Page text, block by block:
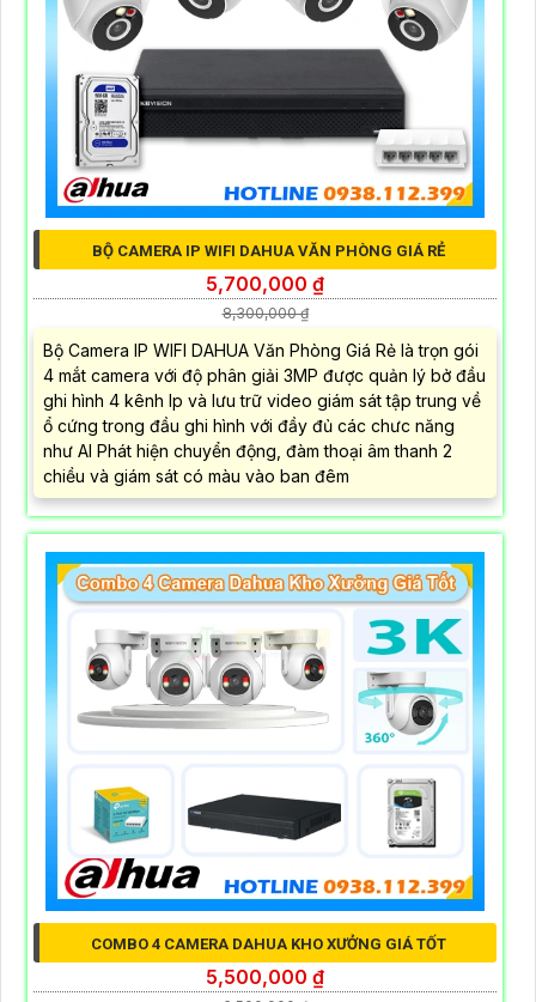
BỘ CAMERA IP WIFI DAHUA VĂN PHÒNG GIÁ RẺ
5,700,000 ₫
8,300,000 ₫
Bộ Camera IP WIFI DAHUA Văn Phòng Giá Rẻ là trọn gói
4 mắt camera với độ phân giải 3MP được quản lý bở đầu
ghi hình 4 kênh Ip và lưu trữ video giám sát tập trung về
ổ cứng trong đầu ghi hình với đầy đủ các chưc năng
như AI Phát hiện chuyển động, đàm thoại âm thanh 2
chiều và giám sát có màu vào ban đêm
COMBO 4 CAMERA DAHUA KHO XƯỞNG GIÁ TỐT
5,500,000 ₫